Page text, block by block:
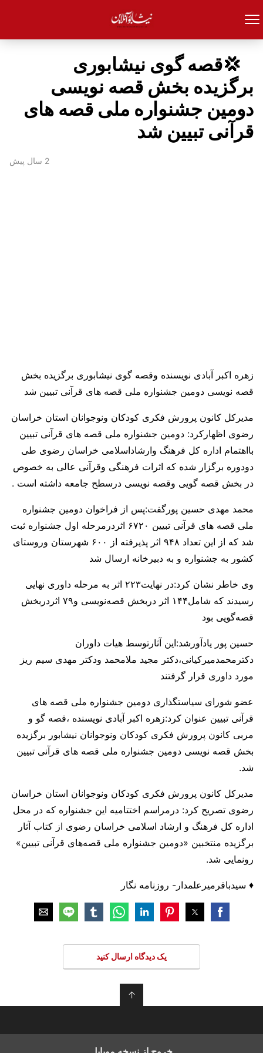
‍ ‍ ‍ 💢قصه گوی نیشابوری
برگزیده بخش قصه نویسی
دومین جشنواره ملی قصه های
قرآنی تبیین شد
2 سال پیش
زهره اکبر آبادی نویسنده وقصه گوی نیشابوری برگزیده بخش
قصه نویسی دومین جشنواره ملی قصه های قرآنی تبیین شد
مدیرکل کانون پرورش فکری کودکان ونوجوانان استان خراسان
رضوی اظهارکرد: دومین جشنواره ملی قصه های قرآنی تبیین
بااهتمام اداره کل فرهنگ وارشاداسلامی خراسان رضوی طی
دودوره برگزار شده که اثرات فرهنگی وقرآنی عالی به خصوص
در بخش قصه گویی وقصه نویسی درسطح جامعه داشته است .
محمد مهدی حسین پورگفت:پس از فراخوان دومین جشنواره
ملی قصه های قرآنی تبیین ۶۷۲۰ اثردرمرحله اول جشنواره ثبت
شد که از این تعداد ۹۴۸ اثر پذیرفته از ۶۰۰ شهرستان وروستای
کشور به جشنواره و به دبیرخانه ارسال شد
وی خاطر نشان کرد:در نهایت۲۲۳ اثر به مرحله داوری نهایی
رسیدند که شامل۱۴۴ اثر دربخش قصه‌نویسی و۷۹ اثردربخش
قصه‌گویی بود
حسین پور یادآورشد:این آثارتوسط هیات داوران
دکترمحمدمیرکیانی،دکتر مجید ملامحمد ودکتر مهدی سیم ریز
مورد داوری قرار گرفتند
عضو شورای سیاستگذاری دومین جشنواره ملی قصه های
قرآنی تبیین عنوان کرد:زهره اکبر آبادی نویسنده ،قصه گو و
مربی کانون پرورش فکری کودکان ونوجوانان نیشابور برگزیده
بخش قصه نویسی دومین جشنواره ملی قصه های قرآنی تبیین
شد.
مدیرکل کانون پرورش فکری کودکان ونوجوانان استان خراسان
رضوی تصریح کرد: درمراسم اختتامیه این جشنواره که در محل
اداره کل فرهنگ و ارشاد اسلامی خراسان رضوی از کتاب آثار
برگزیده منتخبین «دومین جشنواره ملی قصه‌های قرآنی تبیین»
رونمایی شد.
♦️ سیدباقرمیرعلمدار- روزنامه نگار
یک دیدگاه ارسال کنید
↑